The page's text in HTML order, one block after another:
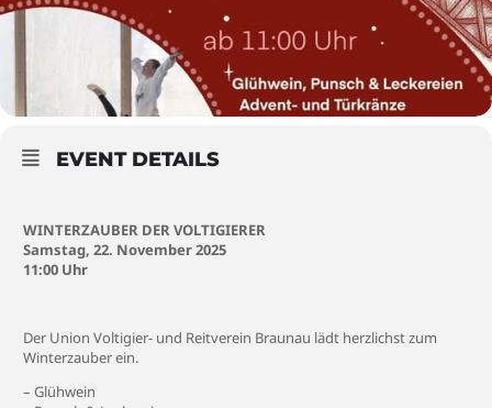
EVENT DETAILS
WINTERZAUBER DER VOLTIGIERER
Samstag, 22. November 2025
11:00 Uhr
Der Union Voltigier- und Reitverein Braunau lädt herzlichst zum
Winterzauber ein.
– Glühwein